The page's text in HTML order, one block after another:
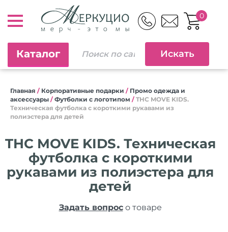
0
Каталог
Главная / Корпоративные подарки / Промо одежда и
аксессуары / Футболки с логотипом / THC MOVE KIDS.
Техническая футболка с короткими рукавами из
полиэстера для детей
THC MOVE KIDS. Техническая
футболка с короткими
рукавами из полиэстера для
детей
Задать вопросо товаре